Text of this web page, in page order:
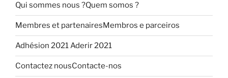
Qui sommes nous ?Quem somos ?
Membres et partenairesMembros e parceiros
Adhésion 2021Aderir 2021
Contactez nousContacte-nos